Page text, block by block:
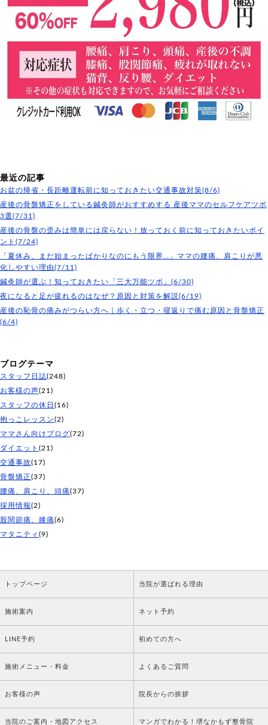
最近の記事
お盆の帰省・長距離運転前に知っておきたい交通事故対策(8/6)
産後の骨盤矯正をしている鍼灸師がおすすめする 産後ママのセルフケアツボ
3選(7/31)
産後の骨盤の歪みは簡単には戻らない！放っておく前に知っておきたいポイ
ント(7/24)
「夏休み、まだ始まったばかりなのにもう限界…」ママの腰痛、肩こりが悪
化しやすい理由(7/11)
鍼灸師が選ぶ！知っておきたい「三大万能ツボ」(6/30)
夜になると足が疲れるのはなぜ？原因と対策を解説(6/19)
産後の恥骨の痛みがつらい方へ｜歩く・立つ・寝返りで痛む原因と骨盤矯正
(6/4)
ブログテーマ
スタッフ日誌(248)
お客様の声(21)
スタッフの休日 (16)
抱っこレッスン(2)
ママさん向けブログ(72)
ダイエット (21)
交通事故(17)
骨盤矯正(37)
腰痛、肩こり、頭痛(37)
採用情報(2)
股関節痛、膝痛(6)
マタニティ (9)
トップページ 当院が選ばれる理由
施術案内 ネット予約
LINE予約 初めての方へ
施術メニュー・料金 よくあるご質問
お客様の声 院長からの挨拶
当院のご案内・地図アクセス マンガでわかる！堺なかもず整骨院